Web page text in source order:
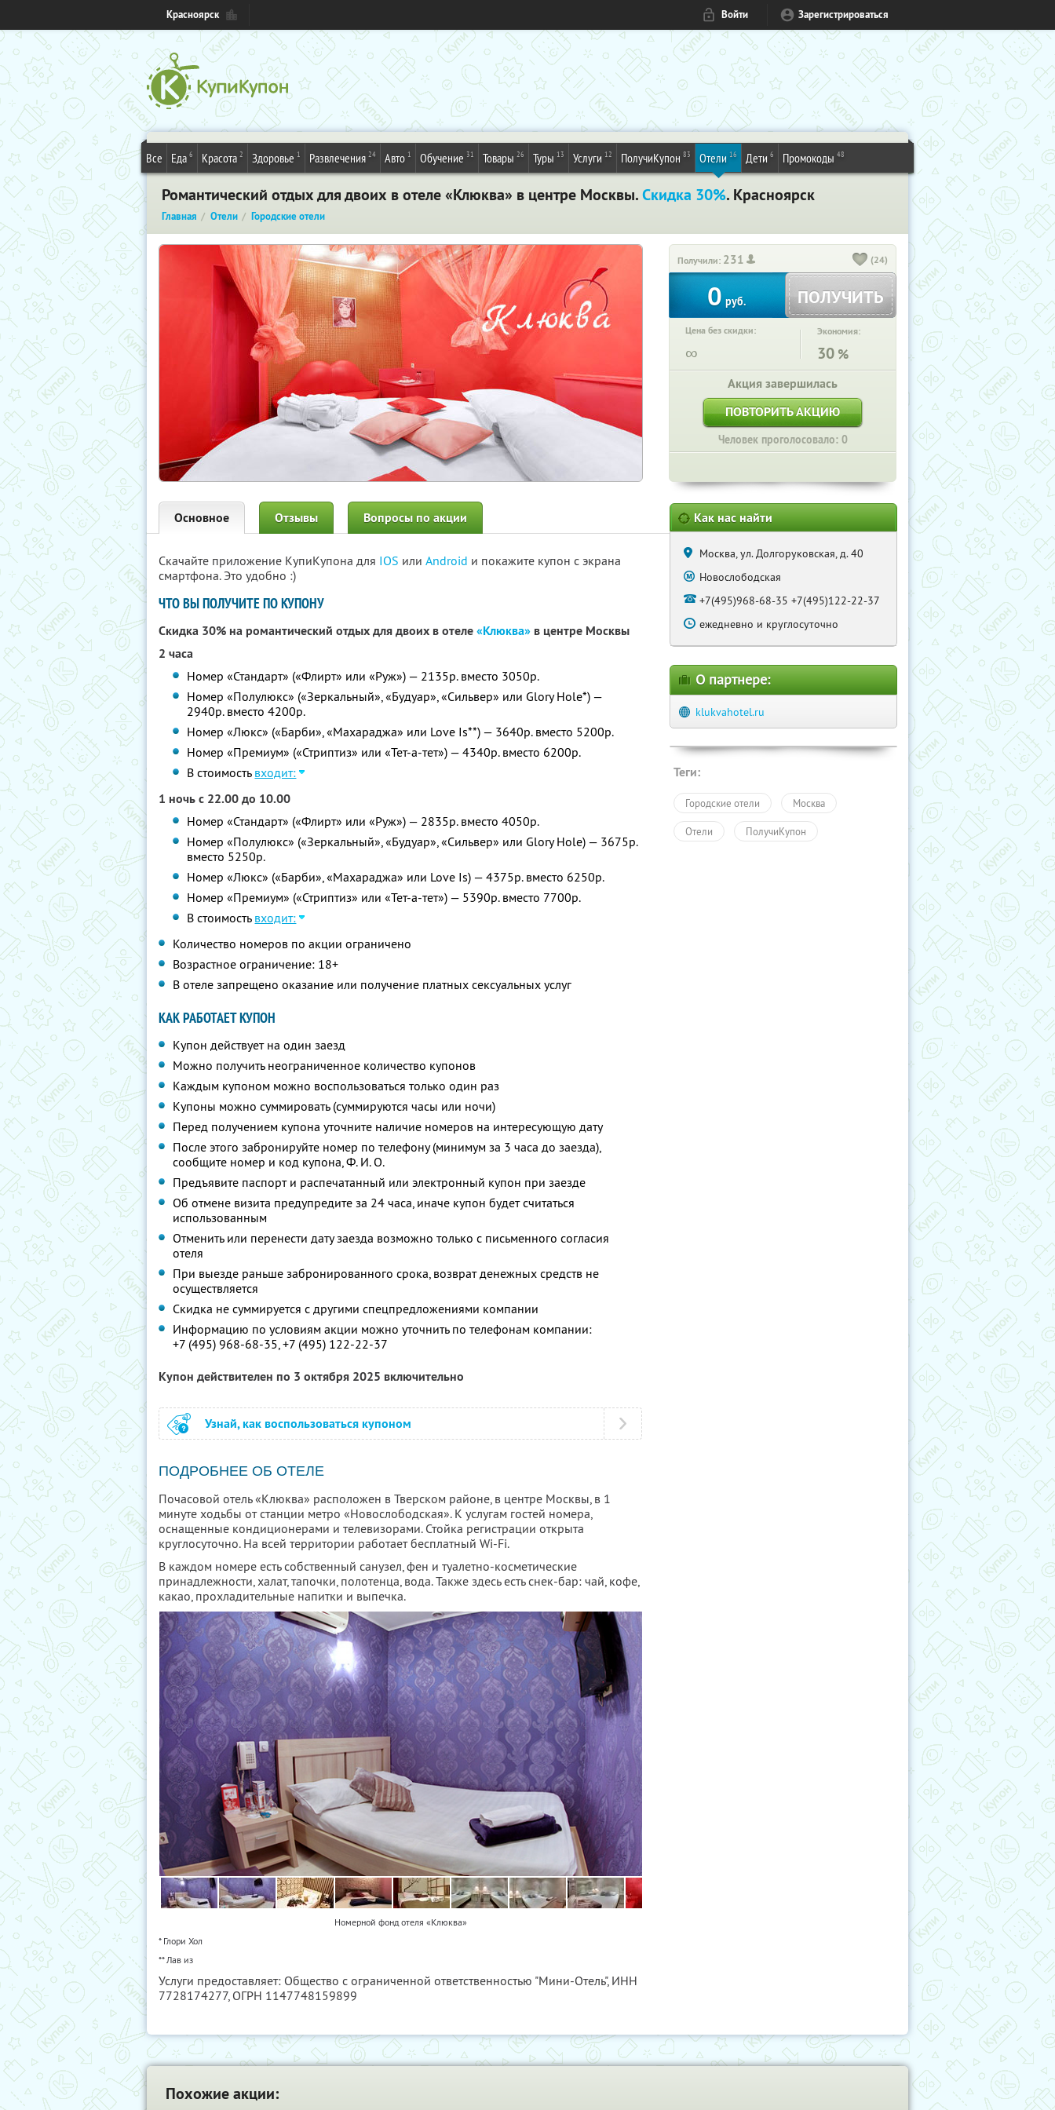
Красноярск Войти Зарегистрироваться
Все Еда 6 Красота 2 Здоровье 1 Развлечения 24 Авто 1 Обучение 31 Товары 26 Туры 13 Услуги 12 ПолучиКупон 83 Отели 16 Дети 6 Промокоды 48
Романтический отдых для двоих в отеле «Клюква» в центре Москвы.Скидка 30%. Красноярск
Главная Отели Городские отели
Получили: 231 (24)
0 руб. ПОЛУЧИТЬ
Цена без скидки:
∞
Экономия:
30 %
Акция завершилась
ПОВТОРИТЬ АКЦИЮ
Человек проголосовало: 0
Основное Отзывы Вопросы по акции
Скачайте приложение КупиКупона для IOS или Android и покажите купон с экрана
смартфона. Это удобно :)
ЧТО ВЫ ПОЛУЧИТЕ ПО КУПОНУ
Скидка 30% на романтический отдых для двоих в отеле«Клюква» в центре Москвы
2 часа
Номер «Стандарт» («Флирт» или «Руж») — 2135р. вместо 3050р.
Номер «Полулюкс» («Зеркальный», «Будуар», «Сильвер» или Glory Hole*) —
2940р. вместо 4200р.
Номер «Люкс» («Барби», «Махараджа» или Love Is**) — 3640р. вместо 5200р.
Номер «Премиум» («Стриптиз» или «Тет-а-тет») — 4340р. вместо 6200р.
В стоимость входит:
1 ночь с 22.00 до 10.00
Номер «Стандарт» («Флирт» или «Руж») — 2835р. вместо 4050р.
Номер «Полулюкс» («Зеркальный», «Будуар», «Сильвер» или Glory Hole) — 3675р.
вместо 5250р.
Номер «Люкс» («Барби», «Махараджа» или Love Is) — 4375р. вместо 6250р.
Номер «Премиум» («Стриптиз» или «Тет-а-тет») — 5390р. вместо 7700р.
В стоимость входит:
Количество номеров по акции ограничено
Возрастное ограничение: 18+
В отеле запрещено оказание или получение платных сексуальных услуг
КАК РАБОТАЕТ КУПОН
Купон действует на один заезд
Можно получить неограниченное количество купонов
Каждым купоном можно воспользоваться только один раз
Купоны можно суммировать (суммируются часы или ночи)
Перед получением купона уточните наличие номеров на интересующую дату
После этого забронируйте номер по телефону (минимум за 3 часа до заезда),
сообщите номер и код купона, Ф. И. О.
Предъявите паспорт и распечатанный или электронный купон при заезде
Об отмене визита предупредите за 24 часа, иначе купон будет считаться
использованным
Отменить или перенести дату заезда возможно только с письменного согласия
отеля
При выезде раньше забронированного срока, возврат денежных средств не
осуществляется
Скидка не суммируется с другими спецпредложениями компании
Информацию по условиям акции можно уточнить по телефонам компании:
+7 (495) 968-68-35, +7 (495) 122-22-37
Купон действителен по 3 октября 2025 включительно
Узнай, как воспользоваться купоном
ПОДРОБНЕЕ ОБ ОТЕЛЕ
Почасовой отель «Клюква» расположен в Тверском районе, в центре Москвы, в 1
минуте ходьбы от станции метро «Новослободская». К услугам гостей номера,
оснащенные кондиционерами и телевизорами. Стойка регистрации открыта
круглосуточно. На всей территории работает бесплатный Wi-Fi.
В каждом номере есть собственный санузел, фен и туалетно-косметические
принадлежности, халат, тапочки, полотенца, вода. Также здесь есть снек-бар: чай, кофе,
какао, прохладительные напитки и выпечка.
Номерной фонд отеля «Клюква»
* Глори Хол
** Лав из
Услуги предоставляет: Общество с ограниченной ответственностью "Мини-Отель", ИНН
7728174277, ОГРН 1147748159899
Как нас найти
Москва, ул. Долгоруковская, д. 40
Новослободская
+7(495)968-68-35 +7(495)122-22-37
ежедневно и круглосуточно
О партнере:
klukvahotel.ru
Теги:
Городские отели Москва
Отели ПолучиКупон
Похожие акции: